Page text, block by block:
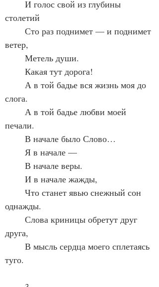
столетий
ветер,
	Метель души.
	Какая тут дорога!
слога.
печали.
	В начале было Слово…
	Я в начале —
	В начале веры.
	И в начале жажды,
однажды.
друга,
туго.